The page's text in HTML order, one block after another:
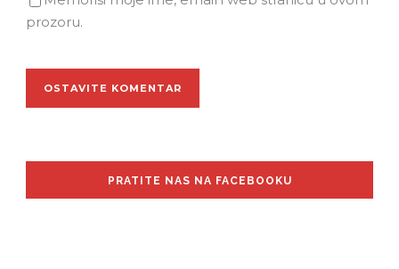
prozoru.
PRATITE NAS NA FACEBOOKU